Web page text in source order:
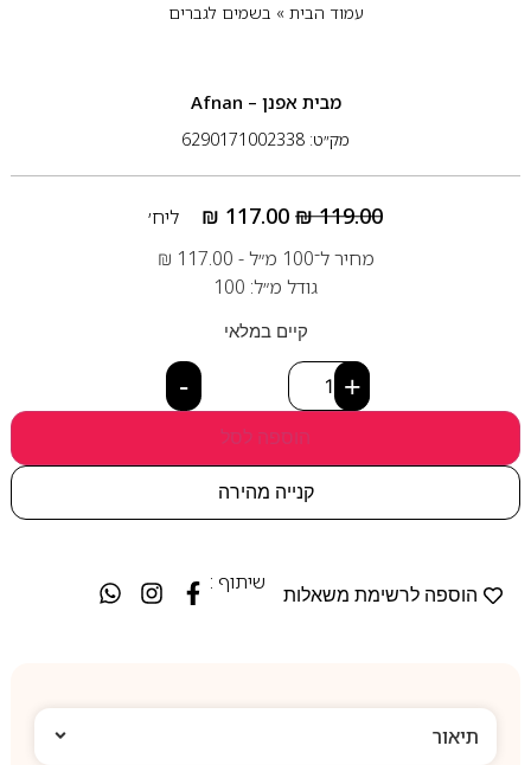
עמוד הבית» בשמים לגברים
מבית אפנן – Afnan
מק״ט: 6290171002338
₪119.00
₪ 117.00
ליח׳
מחיר ל־100 מ״ל -
₪ 117.00
גודל מ״ל: 100
קיים במלאי
- +
הוספה לסל
קנייה מהירה
הוספה לרשימת משאלות
שיתוף :
תיאור